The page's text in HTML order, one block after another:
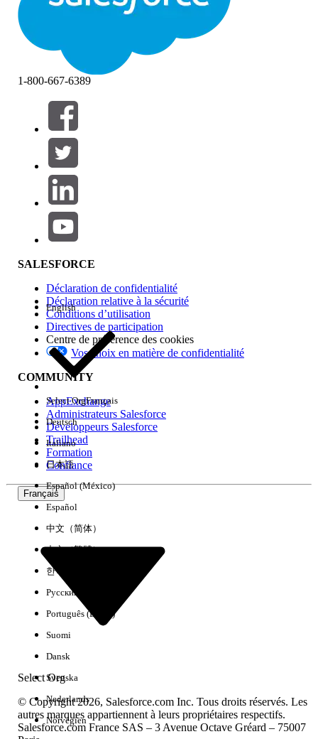
Fermer
Filtres (0)
SÉLECTIONNER DES FILTRES
Gamme de produits
Impact des fonctionnalités
Edition
Expérience
Aucun résultat
1-800-667-6389
SALESFORCE
Déclaration de confidentialité
Déclaration relative à la sécurité
Conditions d’utilisation
Directives de participation
Centre de préférence des cookies
Vos choix en matière de confidentialité
COMMUNITY
AppExchange
Administrateurs Salesforce
Développeurs Salesforce
Trailhead
Formation
Confiance
Français
Select Org
English
Select OrgFrançais
Deutsch
Italiano
日本語
Español (México)
Español
中文（简体）
中文（繁體）
한국어
Русский
Português (Brasil)
Suomi
Dansk
Svenska
Nederlands
Norvégien
© Copyright 2026, Salesforce.com Inc. Tous droits réservés. Les
autres marques appartiennent à leurs propriétaires respectifs.
Salesforce.com France SAS – 3 Avenue Octave Gréard – 75007